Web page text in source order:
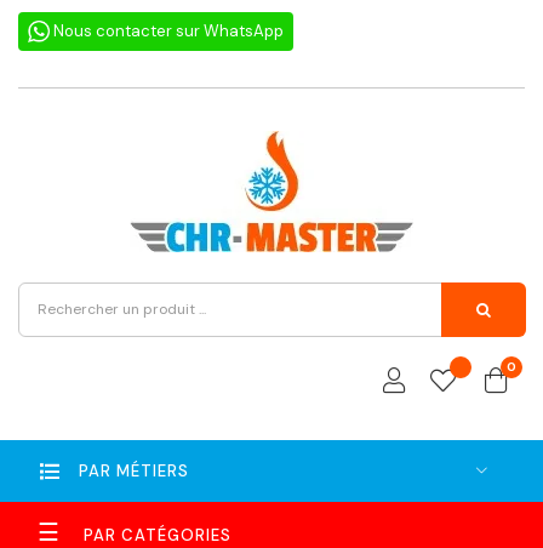
Nous contacter sur WhatsApp
0
PAR MÉTIERS
Basculer
☰